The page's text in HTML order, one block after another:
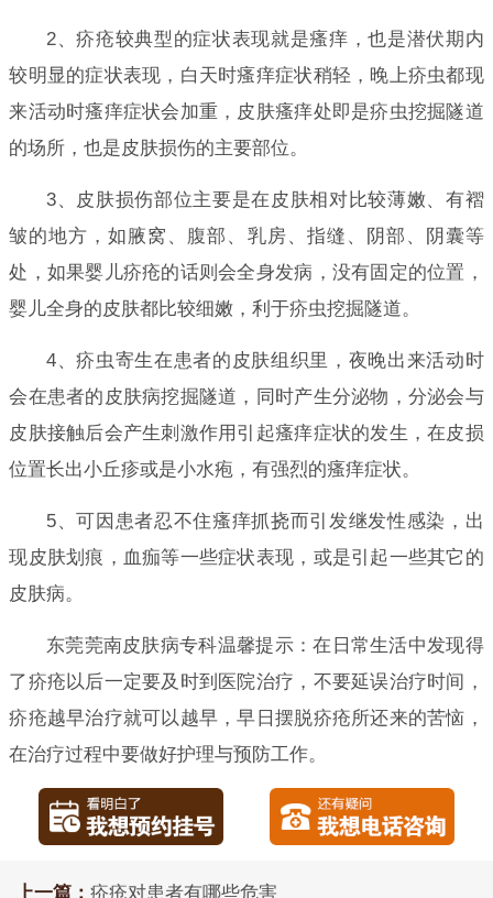
2、疥疮较典型的症状表现就是瘙痒，也是潜伏期内
较明显的症状表现，白天时瘙痒症状稍轻，晚上疥虫都现
来活动时瘙痒症状会加重，皮肤瘙痒处即是疥虫挖掘隧道
的场所，也是皮肤损伤的主要部位。
3、皮肤损伤部位主要是在皮肤相对比较薄嫩、有褶
皱的地方，如腋窝、腹部、乳房、指缝、阴部、阴囊等
处，如果婴儿疥疮的话则会全身发病，没有固定的位置，
婴儿全身的皮肤都比较细嫩，利于疥虫挖掘隧道。
4、疥虫寄生在患者的皮肤组织里，夜晚出来活动时
会在患者的皮肤病挖掘隧道，同时产生分泌物，分泌会与
皮肤接触后会产生刺激作用引起瘙痒症状的发生，在皮损
位置长出小丘疹或是小水疱，有强烈的瘙痒症状。
5、可因患者忍不住瘙痒抓挠而引发继发性感染，出
现皮肤划痕，血痂等一些症状表现，或是引起一些其它的
皮肤病。
东莞莞南皮肤病专科温馨提示：在日常生活中发现得
了疥疮以后一定要及时到医院治疗，不要延误治疗时间，
疥疮越早治疗就可以越早，早日摆脱疥疮所还来的苦恼，
在治疗过程中要做好护理与预防工作。
上一篇： 疥疮对患者有哪些危害